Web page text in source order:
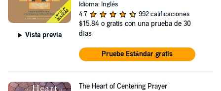
Vista previa
Idioma: Inglés
4.7
992 calificaciones
$15.84 o gratis con una prueba de 30
días
Pruebe Estándar gratis
The Heart of Centering Prayer